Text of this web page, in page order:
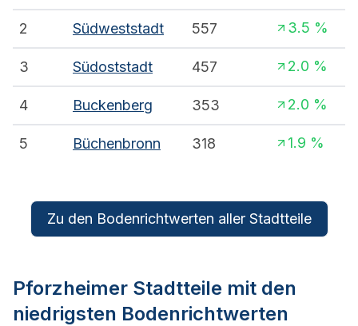
2 Südweststadt 557 3.5 %
3 Südoststadt 457 2.0 %
4 Buckenberg 353 2.0 %
5 Büchenbronn 318 1.9 %
Zu den Bodenrichtwerten aller Stadtteile
Pforzheimer Stadtteile mit den
niedrigsten Bodenrichtwerten